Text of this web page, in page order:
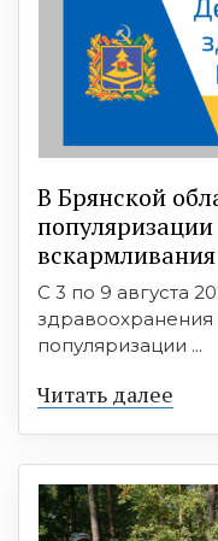
В Брянской
вскармливания
С 3 по 9 августа
популяризации ...
Читать далее